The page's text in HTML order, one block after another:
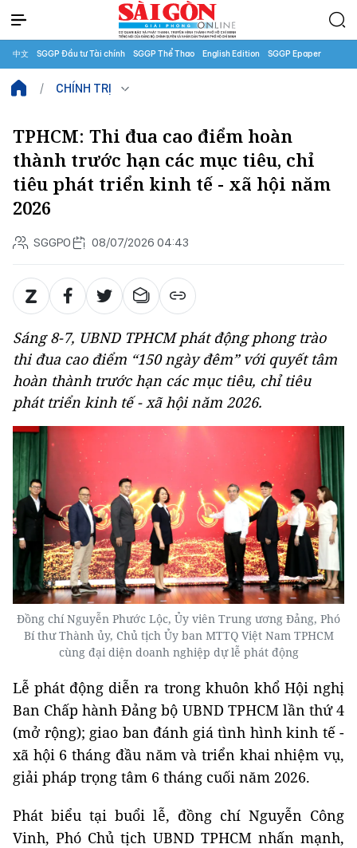
中文 SGGP Đầu tư Tài chính SGGP Thể Thao English Edition SGGP Epaper
CHÍNH TRỊ
TPHCM: Thi đua cao điểm hoàn
thành trước hạn các mục tiêu, chỉ
tiêu phát triển kinh tế - xã hội năm
2026
SGGPO 08/07/2026 04:43
Sáng 8-7, UBND TPHCM phát động phong trào
thi đua cao điểm “150 ngày đêm” với quyết tâm
hoàn thành trước hạn các mục tiêu, chỉ tiêu
phát triển kinh tế - xã hội năm 2026.
Đồng chí Nguyễn Phước Lộc, Ủy viên Trung ương Đảng, Phó
Bí thư Thành ủy, Chủ tịch Ủy ban MTTQ Việt Nam TPHCM
cùng đại diện doanh nghiệp dự lễ phát động
Lễ phát động diễn ra trong khuôn khổ Hội nghị
Ban Chấp hành Đảng bộ UBND TPHCM lần thứ 4
(mở rộng); giao ban đánh giá tình hình kinh tế -
xã hội 6 tháng đầu năm và triển khai nhiệm vụ,
giải pháp trọng tâm 6 tháng cuối năm 2026.
Phát biểu tại buổi lễ, đồng chí Nguyễn Công
Vinh, Phó Chủ tịch UBND TPHCM nhấn mạnh,